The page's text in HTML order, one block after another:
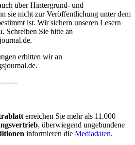
über Hintergrund- und
sie nicht zur Veröffentlichung unter dem
ist. Wir sichern unseren Lesern
Schreiben Sie bitte an
.
erbitten wir an
.
erreichen Sie mehr als 11.000
, überwiegend ungebundene
informieren die Mediadaten.